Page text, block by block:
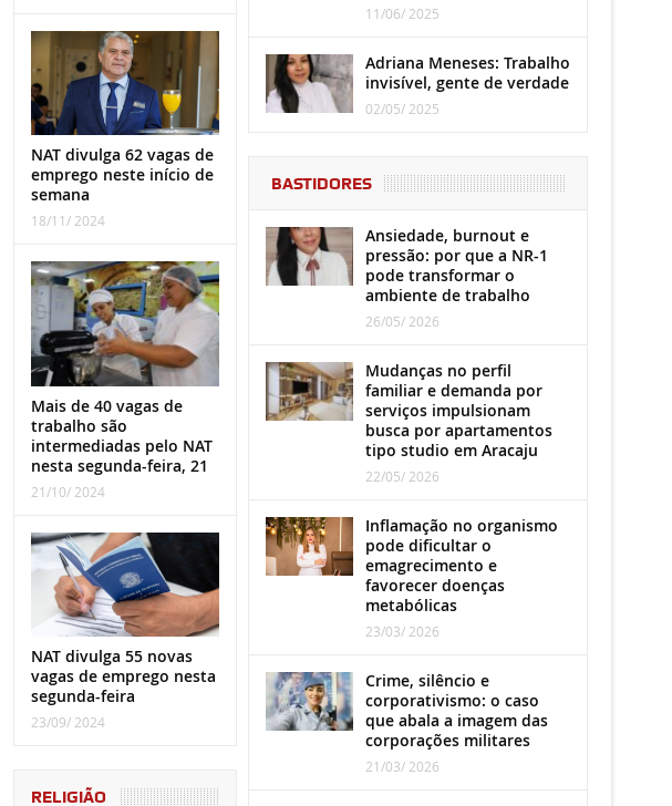
NAT divulga 62 vagas de
emprego neste início de
semana
18/11/ 2024
Mais de 40 vagas de
trabalho são
intermediadas pelo NAT
nesta segunda-feira, 21
21/10/ 2024
NAT divulga 55 novas
vagas de emprego nesta
segunda-feira
23/09/ 2024
RELIGIÃO
11/06/ 2025
Adriana Meneses: Trabalho
invisível, gente de verdade
02/05/ 2025
BASTIDORES
Ansiedade, burnout e
pressão: por que a NR-1
pode transformar o
ambiente de trabalho
26/05/ 2026
Mudanças no perfil
familiar e demanda por
serviços impulsionam
busca por apartamentos
tipo studio em Aracaju
22/05/ 2026
Inflamação no organismo
pode dificultar o
emagrecimento e
favorecer doenças
metabólicas
23/03/ 2026
Crime, silêncio e
corporativismo: o caso
que abala a imagem das
corporações militares
21/03/ 2026